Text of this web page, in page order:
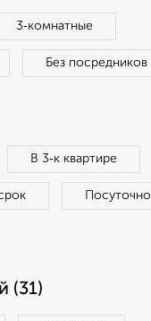
3‑комнатные
Без посредников
В 3‑к квартире
Посуточно
(31)